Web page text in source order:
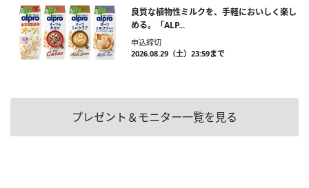
良質な植物性ミルクを、手軽においしく楽し
める。「ALP...
申込締切
2026.08.29（土）23:59まで
プレゼント＆モニター一覧を見る